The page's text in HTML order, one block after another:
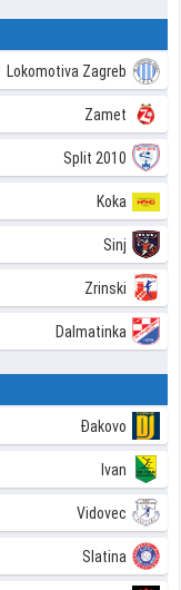
Lokomotiva Zagreb
Zamet
Split 2010
Koka
Sinj
Zrinski
Dalmatinka
Đakovo
Ivan
Vidovec
Slatina